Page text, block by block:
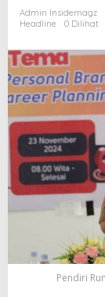
Admin Insidemagz
Headline
0 Dilihat
Pendiri